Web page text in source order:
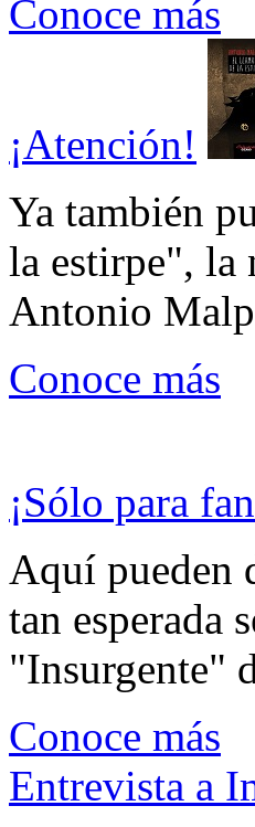
Conoce más
¡Atención!
Ya también
la estirpe", la
Antonio
Conoce más
¡Sólo para
Aquí pueden
tan esperada
"Insurgente"
Conoce más
Entrevista a